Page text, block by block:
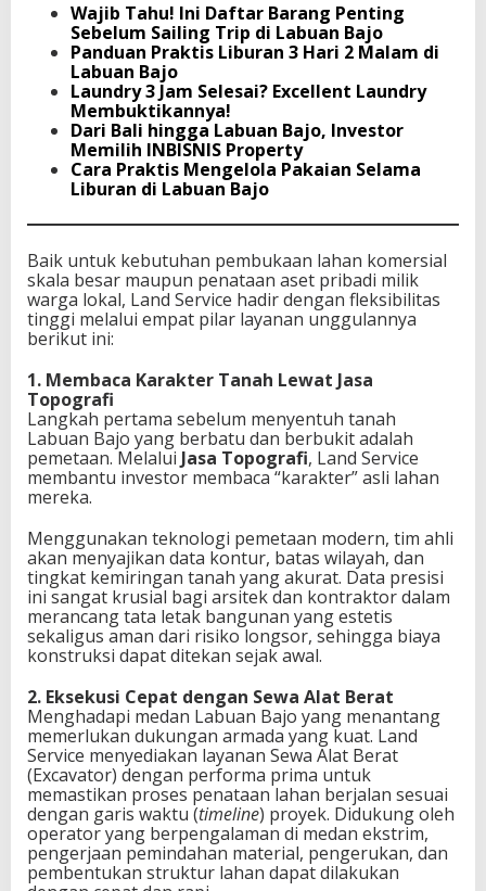
Wajib Tahu! Ini Daftar Barang Penting
Sebelum Sailing Trip di Labuan Bajo
Panduan Praktis Liburan 3 Hari 2 Malam di
Labuan Bajo
Laundry 3 Jam Selesai? Excellent Laundry
Membuktikannya!
Dari Bali hingga Labuan Bajo, Investor
Memilih INBISNIS Property
Cara Praktis Mengelola Pakaian Selama
Liburan di Labuan Bajo
Baik untuk kebutuhan pembukaan lahan komersial
skala besar maupun penataan aset pribadi milik
warga lokal, Land Service hadir dengan fleksibilitas
tinggi melalui empat pilar layanan unggulannya
berikut ini:
1. Membaca Karakter Tanah Lewat Jasa
Topografi
Langkah pertama sebelum menyentuh tanah
Labuan Bajo yang berbatu dan berbukit adalah
pemetaan. Melalui Jasa Topografi, Land Service
membantu investor membaca “karakter” asli lahan
mereka.
Menggunakan teknologi pemetaan modern, tim ahli
akan menyajikan data kontur, batas wilayah, dan
tingkat kemiringan tanah yang akurat. Data presisi
ini sangat krusial bagi arsitek dan kontraktor dalam
merancang tata letak bangunan yang estetis
sekaligus aman dari risiko longsor, sehingga biaya
konstruksi dapat ditekan sejak awal.
2. Eksekusi Cepat dengan Sewa Alat Berat
Menghadapi medan Labuan Bajo yang menantang
memerlukan dukungan armada yang kuat. Land
Service menyediakan layanan Sewa Alat Berat
(Excavator) dengan performa prima untuk
memastikan proses penataan lahan berjalan sesuai
dengan garis waktu (timeline) proyek. Didukung oleh
operator yang berpengalaman di medan ekstrim,
pengerjaan pemindahan material, pengerukan, dan
pembentukan struktur lahan dapat dilakukan